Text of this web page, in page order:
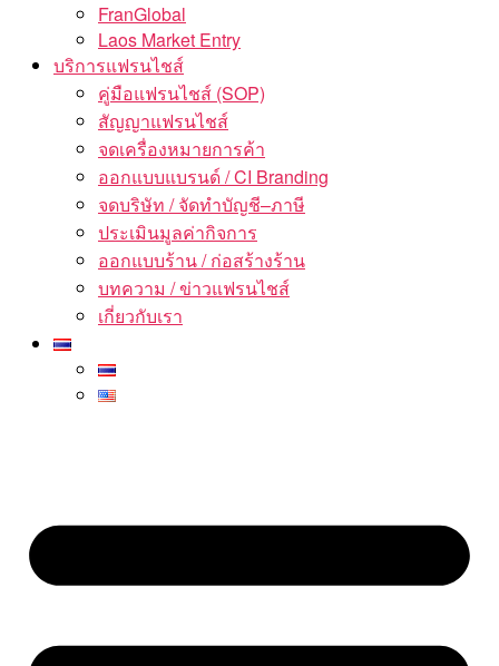
FranGlobal
Laos Market Entry
บริการแฟรนไชส์
คู่มือแฟรนไชส์ (SOP)
สัญญาแฟรนไชส์
จดเครื่องหมายการค้า
ออกแบบแบรนด์ / CI Branding
จดบริษัท / จัดทำบัญชี–ภาษี
ประเมินมูลค่ากิจการ
ออกแบบร้าน / ก่อสร้างร้าน
บทความ / ข่าวแฟรนไชส์
เกี่ยวกับเรา